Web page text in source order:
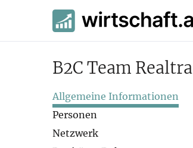
B2C Team
Allgemeine Informationen
Personen
Netzwerk